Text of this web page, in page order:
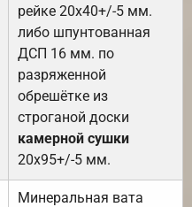
рейке 20х40+/-5 мм.
либо шпунтованная
ДСП 16 мм. по
разряженной
обрешётке из
строганой доски
камерной сушки
20х95+/-5 мм.
Минеральная вата